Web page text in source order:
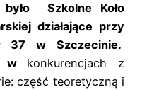
było Szkolne Koło
działające przy
37 w Szczecinie.
w konkurencjach z
część teoretyczną i